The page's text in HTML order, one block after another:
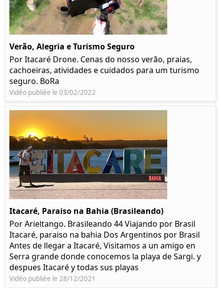
Verão, Alegria e Turismo Seguro
Por Itacaré Drone. Cenas do nosso verão, praias,
cachoeiras, atividades e cuidados para um turismo
seguro. BoRa
Vidéo publiée le 03/02/2022
Itacaré, Paraiso na Bahia (Brasileando)
Por Arieltango. Brasileando 44 Viajando por Brasil
Itacaré, paraiso na bahia Dos Argentinos por Brasil
Antes de llegar a Itacaré, Visitamos a un amigo en
Serra grande donde conocemos la playa de Sargi. y
despues Itacaré y todas sus playas
Vidéo publiée le 28/12/2021